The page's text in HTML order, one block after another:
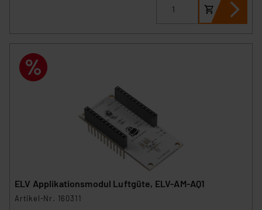
ELV Applikationsmodul Luftgüte, ELV-AM-AQ1
Artikel-Nr. 160311